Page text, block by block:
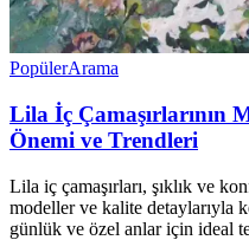
PopülerArama
Lila İç Çamaşırlarının
Önemi ve Trendleri
Lila iç çamaşırları, şıklık ve
modeller ve kalite detaylarıyla
günlük ve özel anlar için ideal